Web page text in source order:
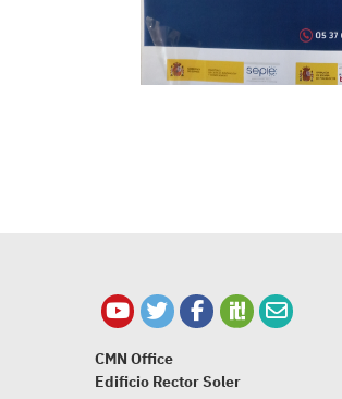
CMN Office
Edificio Rector Soler